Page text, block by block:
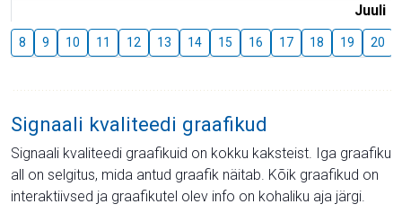
Juuli
8 9 10 11 12 13 14 15 16 17 18 19 20
Signaali kvaliteedi graafikud
Signaali kvaliteedi graafikuid on kokku kaksteist. Iga graafiku
all on selgitus, mida antud graafik näitab. Kõik graafikud on
interaktiivsed ja graafikutel olev info on kohaliku aja järgi.